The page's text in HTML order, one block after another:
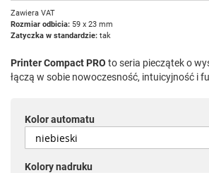
Zawiera VAT
Rozmiar odbicia: 59 x 23 mm
Zatyczka w standardzie: tak
Printer Compact PRO to seria pieczątek o
łączą w sobie nowoczesność, intuicyjność i
Kolor automatu
Kolory nadruku